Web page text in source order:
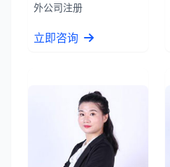
外公司注册
立即咨询